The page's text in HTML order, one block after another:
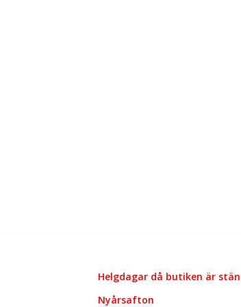
Helgdagar då butiken är
Nyårsafton